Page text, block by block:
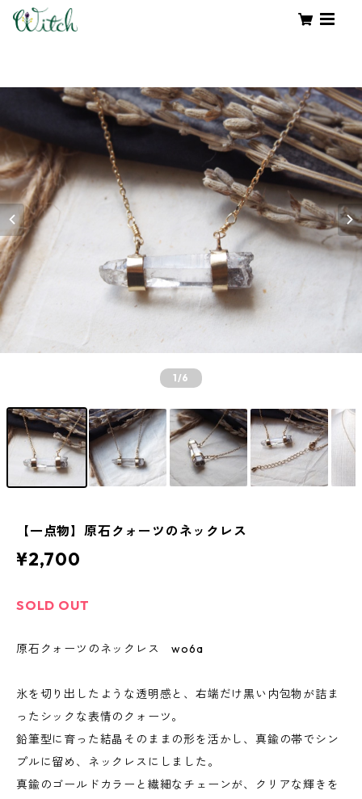
1/6
【一点物】原石クォーツのネックレス
¥2,700
SOLD OUT
原石クォーツのネックレス wo6a
氷を切り出したような透明感と、右端だけ黒い内包物が詰ま
ったシックな表情のクォーツ。
鉛筆型に育った結晶そのままの形を活かし、真鍮の帯でシン
プルに留め、ネックレスにしました。
真鍮のゴールドカラーと繊細なチェーンが、クリアな輝きを